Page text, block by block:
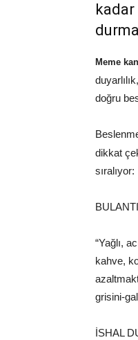
Meme
duyarlılık,
doğru
dikkat
sıralıyor:
“Yağlı,
kahve,
grisini-
İSHAL